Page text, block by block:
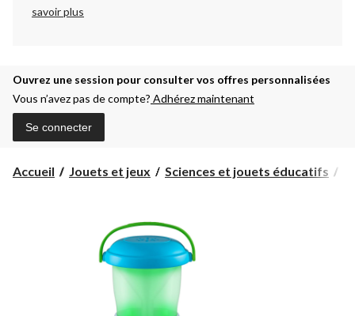
savoir plus
Ouvrez une session pour consulter vos offres personnalisées
Vous n’avez pas de compte? Adhérez maintenant
Se connecter
Accueil Jouets et jeux Sciences et jouets éducatifs